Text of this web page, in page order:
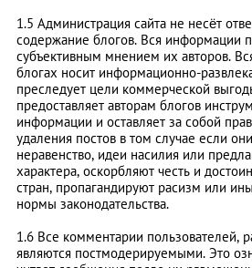
1.5 Администрация сайта не несёт
содержание блогов. Вся информации
субъективным мнением их авторов.
блогах носит информационно-
преследует цели коммерческой
предоставляет авторам блогов
информации и оставляет за собой
удаления постов в том случае если
неравенство, идеи насилия или
характера, оскорбляют честь и
стран, пропагандируют расизм или
нормы законодательства.
1.6 Все комментарии пользователей,
являются постмодерируемыми. Это